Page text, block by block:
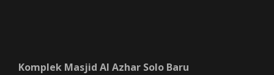
Komplek Masjid Al Azhar Solo Baru